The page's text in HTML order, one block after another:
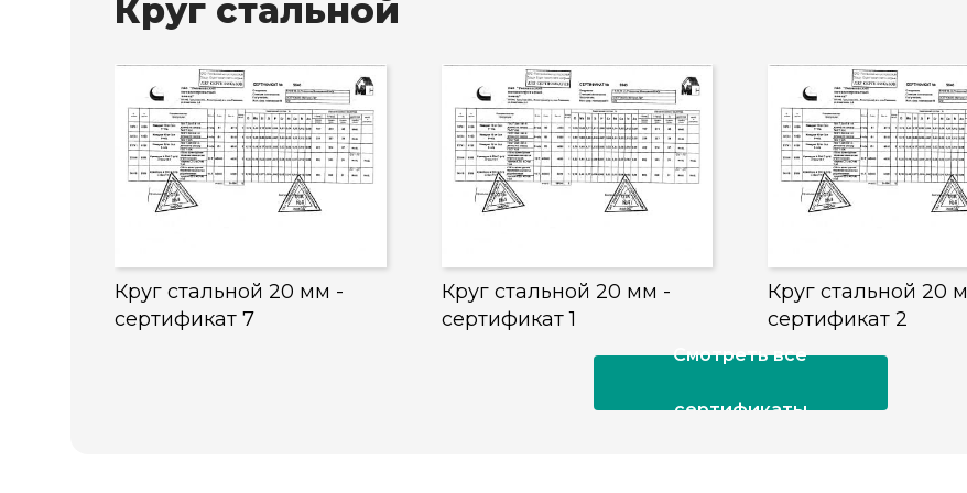
Круг стальной
Круг стальной 20 мм -
сертификат 7
Круг стальной 20 мм -
сертификат 1
Круг стальной 20
сертификат 2
Смотреть все
сертификаты